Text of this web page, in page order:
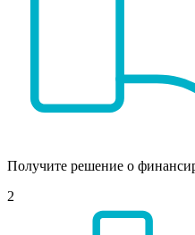
Получите решение о
2